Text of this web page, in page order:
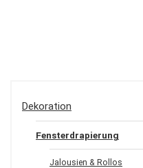
Dekoration
Fensterdrapierung
Jalousien & Rollos